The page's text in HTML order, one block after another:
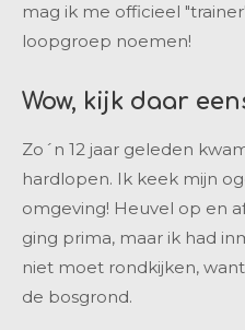
mag ik me officieel
loopgroep noemen!
Wow, kijk daar
Zo´n 12 jaar geleden
hardlopen. Ik keek mijn
omgeving! Heuvel op en
ging prima, maar ik had
niet moet rondkijken,
de bosgrond.